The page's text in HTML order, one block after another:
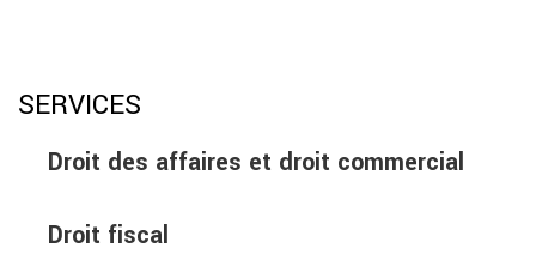
SERVICES
Droit des affaires et droit commercial
Droit fiscal